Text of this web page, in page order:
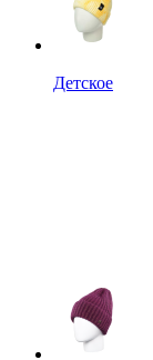
Детское